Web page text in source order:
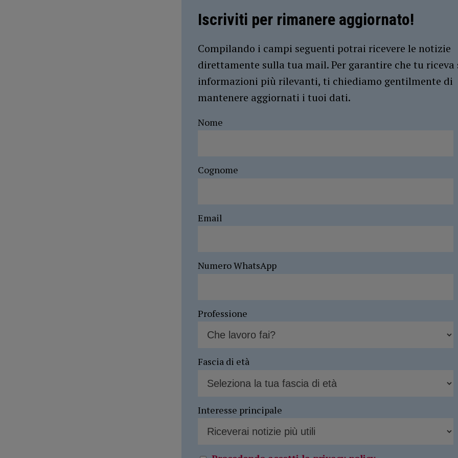
Iscriviti per rimanere aggiornato!
Compilando i campi seguenti potrai ricevere le notizie
direttamente sulla tua mail. Per garantire che tu riceva
informazioni più rilevanti, ti chiediamo gentilmente di
mantenere aggiornati i tuoi dati.
Nome
Cognome
Email
Numero WhatsApp
Professione
Fascia di età
Interesse principale